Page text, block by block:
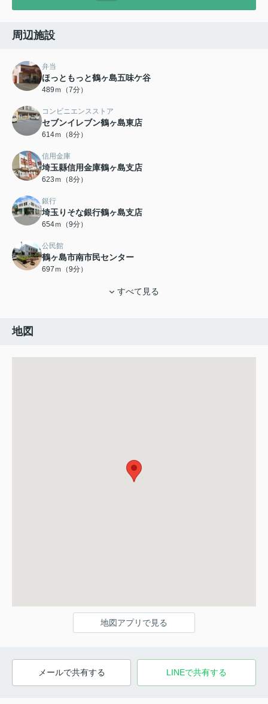
周辺施設
弁当
ほっともっと鶴ヶ島五味ケ谷
489ｍ（7分）
コンビニエンスストア
セブンイレブン鶴ヶ島東店
614ｍ（8分）
信用金庫
埼玉縣信用金庫鶴ヶ島支店
623ｍ（8分）
銀行
埼玉りそな銀行鶴ヶ島支店
654ｍ（9分）
公民館
鶴ヶ島市南市民センター
697ｍ（9分）
すべて見る
地図
地図アプリで見る
メールで共有する LINEで共有する